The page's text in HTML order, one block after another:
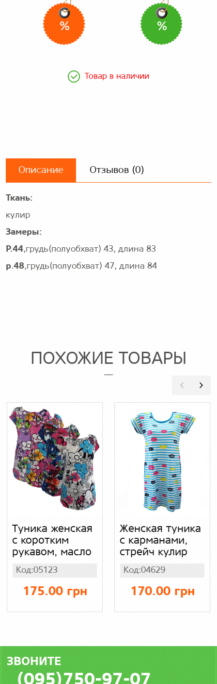
% %
Товар в наличии
Описание Отзывов (0)
Ткань:
кулир
Замеры:
Р.44,грудь(полуобхват) 43, длина 83
р.48,грудь(полуобхват) 47, длина 84
ПОХОЖИЕ ТОВАРЫ
Туника женская
с коротким
рукавом, масло
Код:05123
175.00 грн
Женская туника
с карманами,
стрейч кулир
Код:04629
170.00 грн
ЗВОНИТЕ
(095)750-97-07